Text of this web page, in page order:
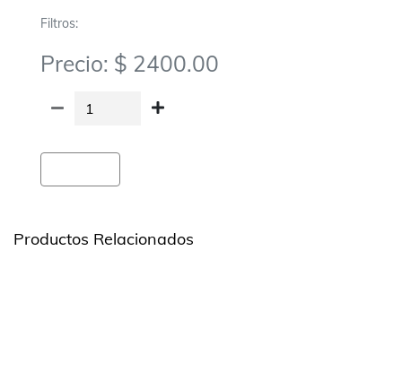
Filtros:
Precio: $ 2400.00
Productos Relacionados